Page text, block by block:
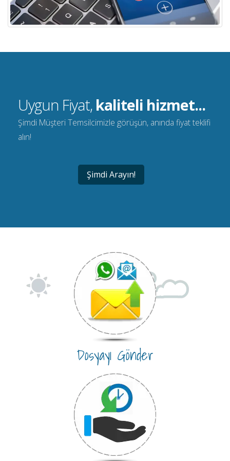
Uygun Fiyat, kaliteli hizmet...
Şimdi Müşteri Temsilcimizle görüşün, anında fiyat teklifi
alın!
Şimdi Arayın!
Dosyayı Gönder